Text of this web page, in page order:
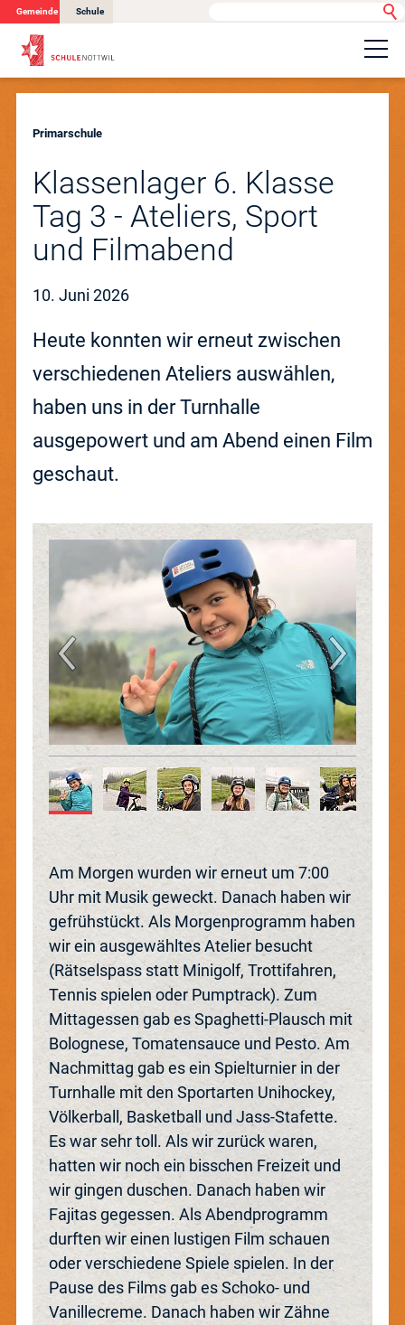
Schulangebot
Organisation
Betreuung
Information
Zusatzangebote
Gemeinde Schule
Blog
Jobs
Anlässe
News
Barrierefrei
Primarschule
Klassenlager 6. Klasse
Tag 3 - Ateliers, Sport
und Filmabend
10. Juni 2026
Heute konnten wir erneut zwischen
verschiedenen Ateliers auswählen,
haben uns in der Turnhalle
ausgepowert und am Abend einen Film
geschaut.
Am Morgen wurden wir erneut um 7:00
Uhr mit Musik geweckt. Danach haben wir
gefrühstückt. Als Morgenprogramm haben
wir ein ausgewähltes Atelier besucht
(Rätselspass statt Minigolf, Trottifahren,
Tennis spielen oder Pumptrack). Zum
Mittagessen gab es Spaghetti-Plausch mit
Bolognese, Tomatensauce und Pesto. Am
Nachmittag gab es ein Spielturnier in der
Turnhalle mit den Sportarten Unihockey,
Völkerball, Basketball und Jass-Stafette.
Es war sehr toll. Als wir zurück waren,
hatten wir noch ein bisschen Freizeit und
wir gingen duschen. Danach haben wir
Fajitas gegessen. Als Abendprogramm
durften wir einen lustigen Film schauen
oder verschiedene Spiele spielen. In der
Pause des Films gab es Schoko- und
Vanillecreme. Danach haben wir Zähne